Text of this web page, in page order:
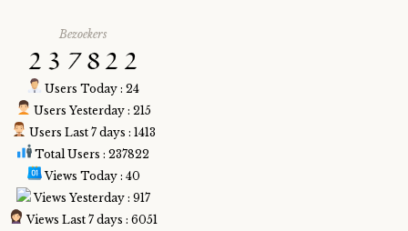
Bezoekers
Users Today : 24
Users Yesterday : 215
Users Last 7 days : 1413
Total Users : 237822
Views Today : 40
Views Yesterday : 917
Views Last 7 days : 6051